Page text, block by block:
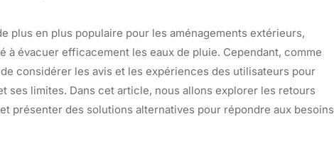
plus en plus populaire pour les aménagements extérieurs,
à évacuer efficacement les eaux de pluie. Cependant, comme
considérer les avis et les expériences des utilisateurs pour
ses limites. Dans cet article, nous allons explorer les retours
présenter des solutions alternatives pour répondre aux besoins